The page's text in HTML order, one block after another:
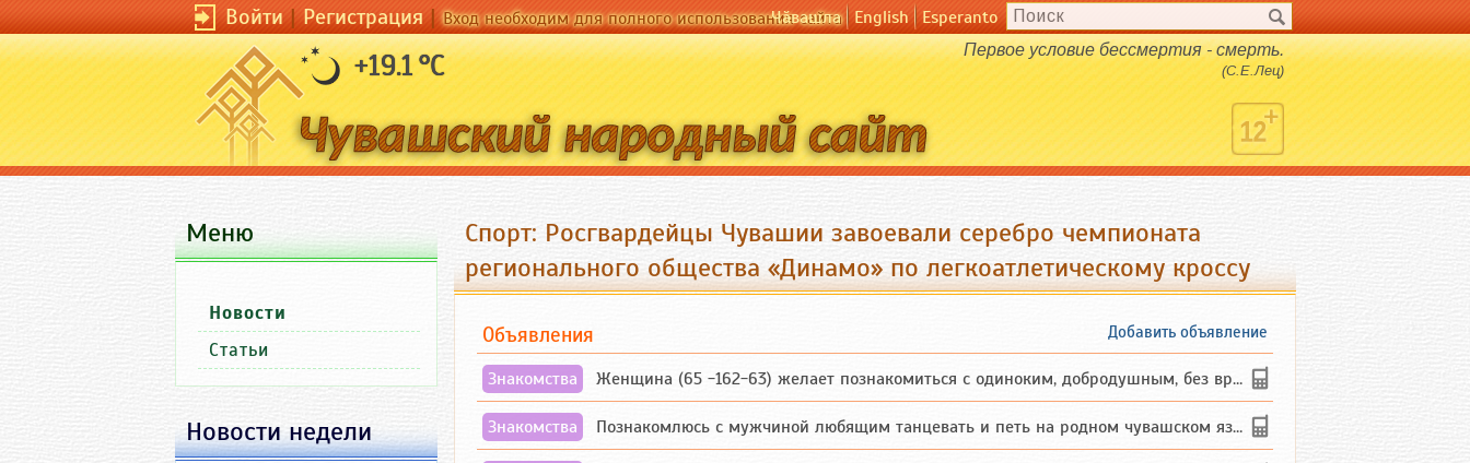
Войти|Регистрация|Вход необходим для полного использования сайта
Чӑвашла English Esperanto
+19.1 °C Первое условие бессмертия - смерть.
(С.Е.Лец)
Спорт: Росгвардейцы Чувашии завоевали серебро чемпионата
регионального общества «Динамо» по легкоатлетическому кроссу
Добавить объявление
Объявления
Знакомства Женщина (65 -162-63) желает познакомиться с одиноким, добродушным, без вредных ...
Знакомства Познакомлюсь с мужчиной любящим танцевать и петь на родном чувашском языке
Меню
Новости
Статьи
Новости недели